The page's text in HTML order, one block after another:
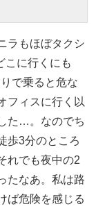
ラもほぼタクシ
こに行くにも
で乗ると危な
フィスに行く以
た…。なのでち
歩3分のところ
れでも夜中の2
たなあ。私は路
ば危険を感じる